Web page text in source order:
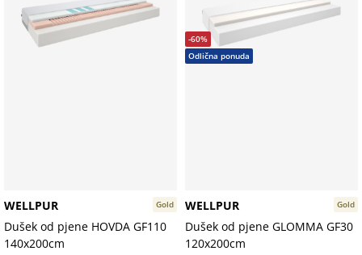
Gold
WELLPUR
Dušek od pjene HOVDA GF110
140x200cm
-60%
Odlična ponuda
Gold
WELLPUR
Dušek od pjene GLOMMA GF30
120x200cm